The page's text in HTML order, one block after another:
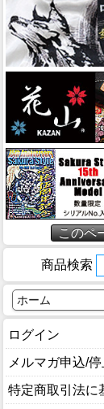
このペ
商品検索
ホーム
ログイン
メルマガ申込/停
特定商取引法に